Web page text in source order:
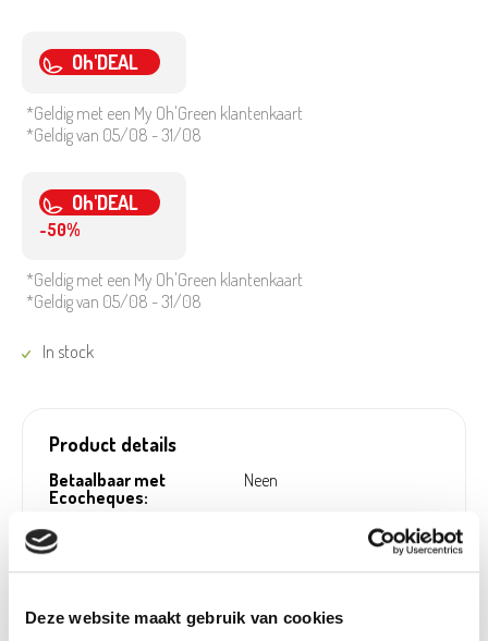
Deze website maakt gebruik van cookies
Oh'DEAL
*Geldig met een My Oh'Green klantenkaart
*Geldig van 05/08 - 31/08
Oh'DEAL
-50%
*Geldig met een My Oh'Green klantenkaart
*Geldig van 05/08 - 31/08
In stock
Product details
Betaalbaar met
Ecocheques:
Neen
Gewicht:
Hoogte (cm):
21,9 cm